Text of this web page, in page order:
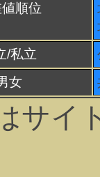
順位
/私立
女
サイ